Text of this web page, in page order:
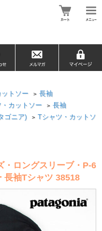
トソー > 長袖
カットソー > 長袖
ゴニア) > Tシャツ・カットソ
ロングスリーブ・P-6
長袖Tシャツ 38518